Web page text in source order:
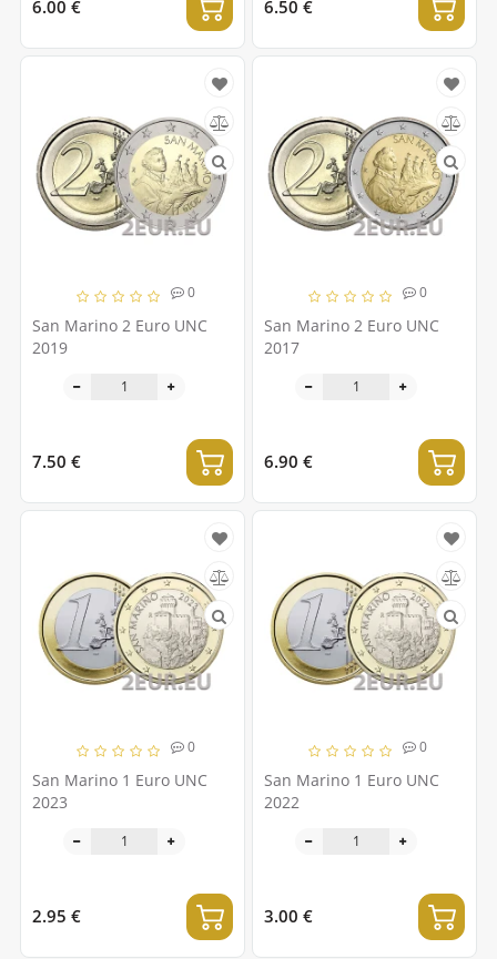
6.00 € 6.50 €
0
San Marino 2 Euro UNC
2019
7.50 €
0
San Marino 2 Euro UNC
2017
6.90 €
0
San Marino 1 Euro UNC
2023
2.95 €
0
San Marino 1 Euro UNC
2022
3.00 €